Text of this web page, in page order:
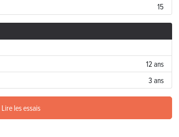
15
12 ans
3 ans
Lire les essais